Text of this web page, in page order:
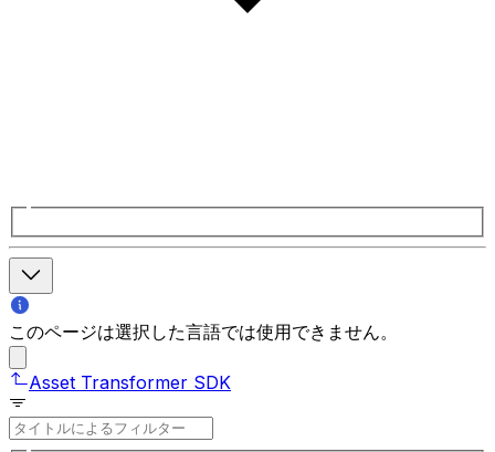
このページは選択した言語では使用できません。
Asset Transformer SDK